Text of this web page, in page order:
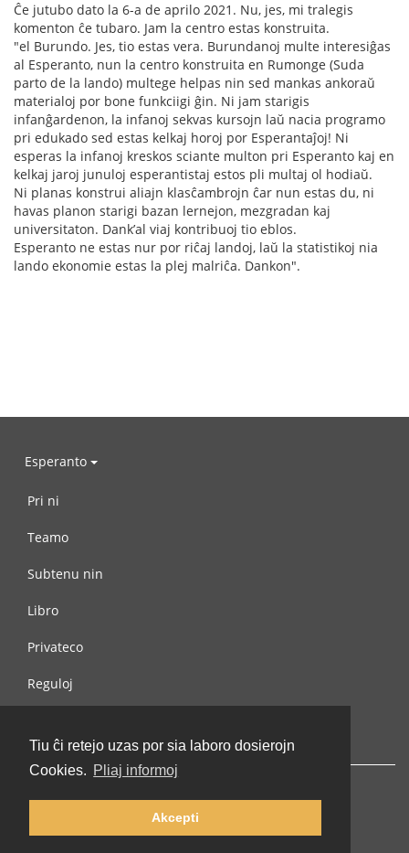
Tiu ĉi retejo uzas por sia laboro dosierojn
Cookies. Pliaj informoj
Akcepti
Ĉe jutubo dato la 6-a de aprilo 2021. Nu, jes, mi tralegis
komenton ĉe tubaro. Jam la centro estas konstruita.
"el Burundo. Jes, tio estas vera. Burundanoj multe interesiĝas
al Esperanto, nun la centro konstruita en Rumonge (Suda
parto de la lando) multege helpas nin sed mankas ankoraŭ
materialoj por bone funkciigi ĝin. Ni jam starigis
infanĝardenon, la infanoj sekvas kursojn laŭ nacia programo
pri edukado sed estas kelkaj horoj por Esperantaĵoj! Ni
esperas la infanoj kreskos sciante multon pri Esperanto kaj en
kelkaj jaroj junuloj esperantistaj estos pli multaj ol hodiaŭ.
Ni planas konstrui aliajn klasĉambrojn ĉar nun estas du, ni
havas planon starigi bazan lernejon, mezgradan kaj
universitaton. Dank’al viaj kontribuoj tio eblos.
Esperanto ne estas nur por riĉaj landoj, laŭ la statistikoj nia
lando ekonomie estas la plej malriĉa. Dankon".
Esperanto
Pri ni
Teamo
Subtenu nin
Libro
Privateco
Reguloj
© 2002-2026 lernu.net |Impressum